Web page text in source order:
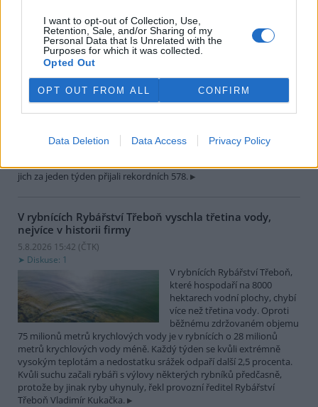
I want to opt-out of Collection, Use,
Retention, Sale, and/or Sharing of my
Personal Data that Is Unrelated with the
Purposes for which it was collected.
Opted Out
OPT OUT FROM ALL CONFIRM
Data Deletion Data Access Privacy Policy
Záchranná stanice v Praze přijímá kvůli vedrům více
volně žijících zvířat
5.8.2026 17:40 | PRAHA (
teplotám pracovníci pražské
záchranné stanice pro volně
žijící živočichy přijímají více
dehydratovaná a vysílená mláďata ptáků nebo veverek. ČTK to
sdělila mluvčí stanice Petra Fišerová. Během současné vlny veder
jich za jeden týden přijali rekordních 578.
V rybnících Rybářství Třeboň vyschla třetina vody,
nejvíce v historii firmy
5.8.2026 15:42 (ČTK)
Diskuse: 1
V rybnících Rybářství Třeboň,
které hospodaří na 8000
hektarech vodní plochy, chybí
více než třetina vody. Oproti
běžnému zdržovaném objemu
75 milionů metrů krychlových vody je v rybnících o 28 milionů
metrů krychlových vody méně. Každý týden se kvůli extrémně
vysokým teplotám a nedostatku srážek odpaří další 2,5 procenta.
Kvůli suchu začali rybáři s výlovy některých rybníků předčasně,
protože by jinak ryby uhynuly, řekl provozní ředitel Rybářství
Třeboň Vladimír Kukačka.